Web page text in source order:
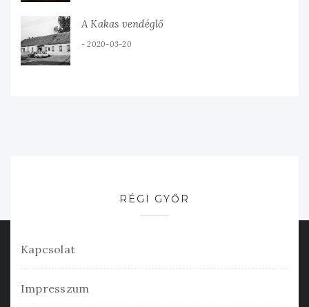
A Kakas vendéglő
2020-03-20
RÉGI GYŐR
Kapcsolat
Impresszum